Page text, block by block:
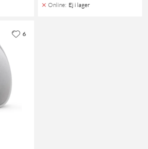
Online: Ej i lager
6